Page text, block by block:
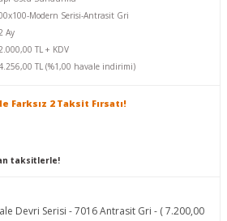
Modern Serisi-Antrasit Gri
Ay
TL + KDV
TL (%1,00 havale indirimi)
Farksız 2 Taksit Fırsatı!
taksitlerle!
Devri Serisi - 7016 Antrasit Gri - ( 7.200,00